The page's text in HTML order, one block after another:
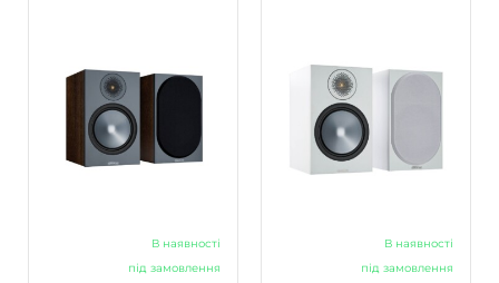
з'єднання
Потужність колонок, Вт 100
Потужність сабвуфера, Вт немає
В наявності
під замовлення
В наявності
під замовлення